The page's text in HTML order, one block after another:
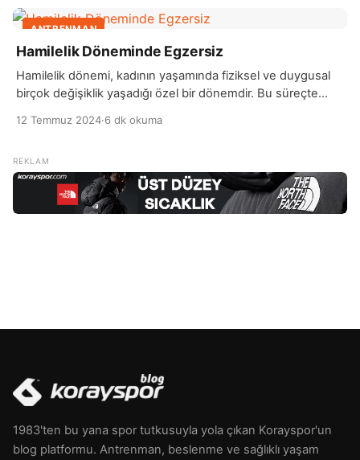
ANTRENMAN
Hamilelik Döneminde Egzersiz
Hamilelik dönemi, kadının yaşamında fiziksel ve duygusal
birçok değişiklik yaşadığı özel bir dönemdir. Bu süreçte
çıkmalarına yardımcı olur. Egzersiz, vücuttaki kan dolaşımını
artırarak, kasları güçlendirir ve esnekliği artırır. Bu, hamilelik
sırasında […]
12 Temmuz 2024·6 dk okuma
1983'ten bu yana spor tutkusuyla yola çıkan Korayspor'un
blog platformu. Antrenman, beslenme ve sağlıklı yaşam